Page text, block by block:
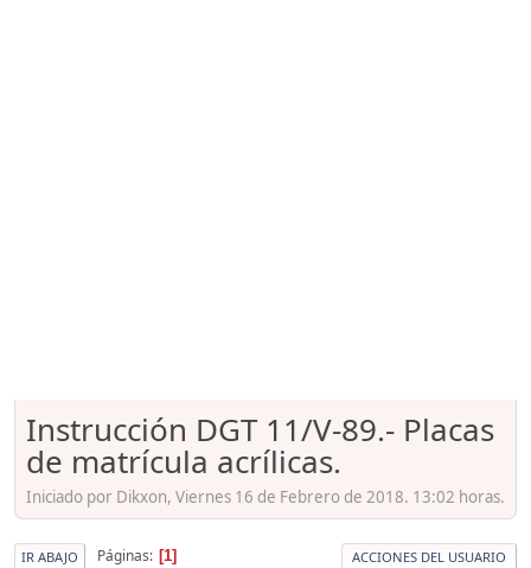
Instrucción DGT 11/V-89.- Placas
de matrícula acrílicas.
Iniciado por Dikxon, Viernes 16 de Febrero de 2018. 13:02 horas.
IR ABAJO Páginas 1 ACCIONES DEL USUARIO